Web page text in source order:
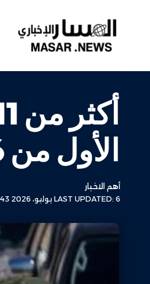
الأول من 2026.. تصعيد استيطاني غير مسبوق في الضفة
LAST UPDATED: 6 يوليو، 2026 9:43 ص
أهم الاخبار